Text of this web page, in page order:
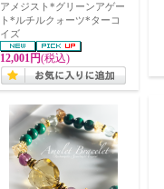
アメジスト*グリーンアゲー
ト*ルチルクォーツ*ターコ
イズ
12,001円(税込)